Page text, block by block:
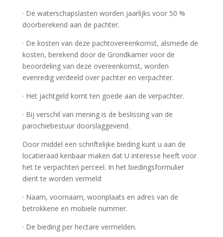
· De waterschapslasten worden jaarlijks voor 50 %
doorberekend aan de pachter.
· De kosten van deze pachtovereenkomst, alsmede de
kosten, berekend door de Grondkamer voor de
beoordeling van deze overeenkomst, worden
evenredig verdeeld over pachter en verpachter.
· Het jachtgeld komt ten goede aan de verpachter.
· Bij verschil van mening is de beslissing van de
parochiebestuur doorslaggevend.
Door middel een schriftelijke bieding kunt u aan de
locatieraad kenbaar maken dat U interesse heeft voor
het te verpachten perceel. In het biedingsformulier
dient te worden vermeld:
· Naam, voornaam, woonplaats en adres van de
betrokkene en mobiele nummer.
· De bieding per hectare vermelden.